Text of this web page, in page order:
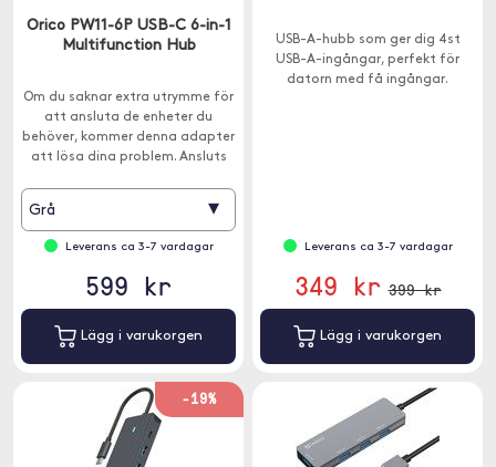
Orico PW11-6P USB-C 6-in-1
Multifunction Hub
Om du saknar extra utrymme för
att ansluta de enheter du
behöver, kommer denna adapter
att lösa dina problem. Ansluts
Grå ▾
Leverans ca 3-7 vardagar
599 kr
Lägg i varukorgen
USB-A-hubb som ger dig 4st
USB-A-ingångar, perfekt för
datorn med få ingångar.
Leverans ca 3-7 vardagar
349 kr 399 kr
Lägg i varukorgen
-19%